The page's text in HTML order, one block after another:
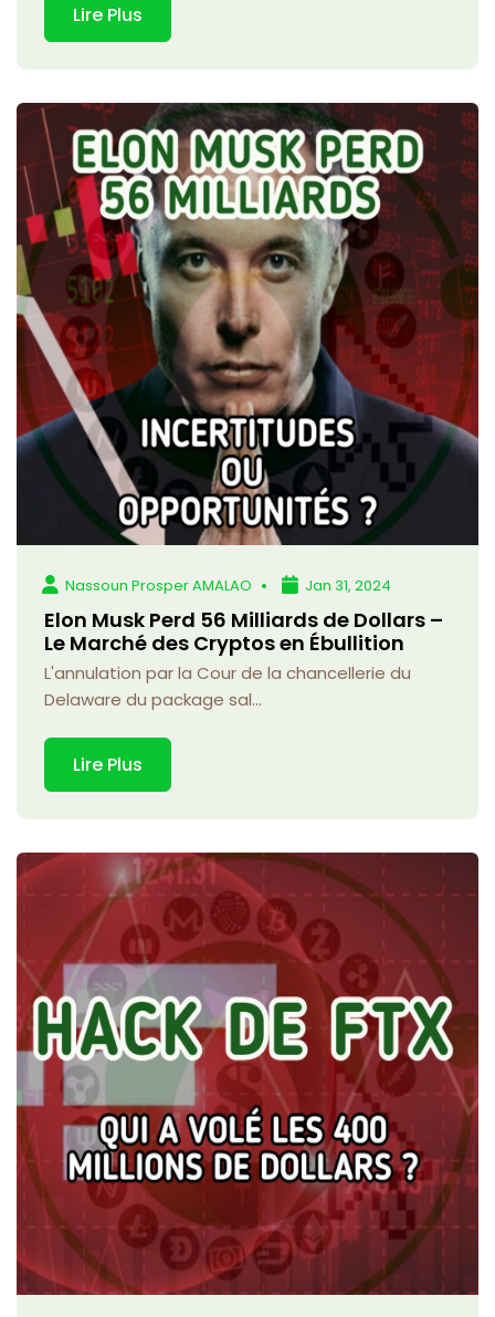
Lire Plus
Nassoun Prosper AMALAO Jan 31, 2024
Elon Musk Perd 56 Milliards de Dollars –
Le Marché des Cryptos en Ébullition
L'annulation par la Cour de la chancellerie du
Delaware du package sal...
Lire Plus